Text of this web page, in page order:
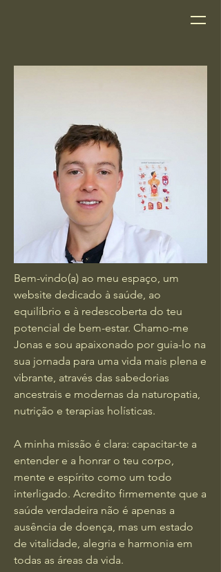
Bem-vindo(a) ao meu espaço, um
website dedicado à saúde, ao
equilíbrio e à redescoberta do teu
potencial de bem-estar. Chamo-me
Jonas e sou apaixonado por guia-lo na
sua jornada para uma vida mais plena e
vibrante, através das sabedorias
ancestrais e modernas da naturopatia,
nutrição e terapias holísticas.
A minha missão é clara: capacitar-te a
entender e a honrar o teu corpo,
mente e espírito como um todo
interligado. Acredito firmemente que a
saúde verdadeira não é apenas a
ausência de doença, mas um estado
de vitalidade, alegria e harmonia em
todas as áreas da vida.